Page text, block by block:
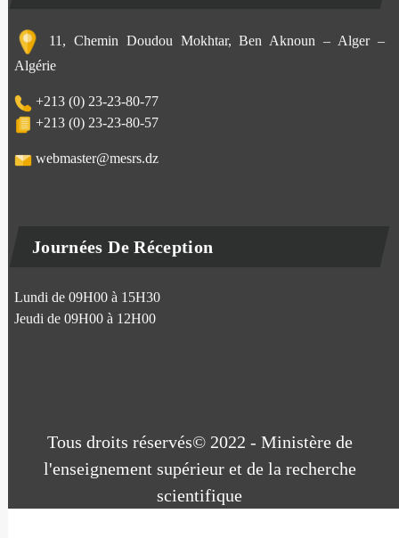
11, Chemin Doudou Mokhtar, Ben Aknoun – Alger –
Algérie
+213 (0) 23-23-80-77
+213 (0) 23-23-80-57
webmaster@mesrs.dz
Journées De Réception
Lundi de 09H00 à 15H30
Jeudi de 09H00 à 12H00
Tous droits réservés© 2022 - Ministère de
l'enseignement supérieur et de la recherche
scientifique